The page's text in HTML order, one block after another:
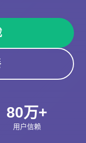
80万+
用户信赖